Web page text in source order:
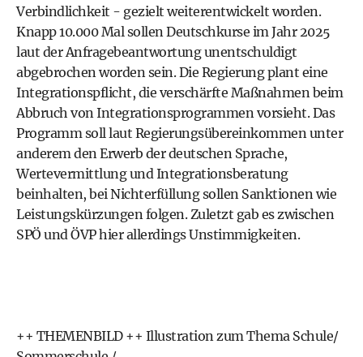
Verbindlichkeit - gezielt weiterentwickelt worden.
Knapp 10.000 Mal sollen Deutschkurse im Jahr 2025
laut der Anfragebeantwortung unentschuldigt
abgebrochen worden sein. Die Regierung plant eine
Integrationspflicht, die verschärfte Maßnahmen beim
Abbruch von Integrationsprogrammen vorsieht. Das
Programm soll laut Regierungsübereinkommen unter
anderem den Erwerb der deutschen Sprache,
Wertevermittlung und Integrationsberatung
beinhalten, bei Nichterfüllung sollen Sanktionen wie
Leistungskürzungen folgen. Zuletzt gab es zwischen
SPÖ und ÖVP hier allerdings Unstimmigkeiten.
++ THEMENBILD ++ Illustration zum Thema Schule/